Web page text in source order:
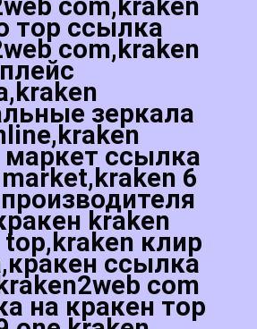
com,kraken
тор ссылка
com,kraken
зеркала
ссылка
6
kraken
клир
ссылка
com
на кракен тор